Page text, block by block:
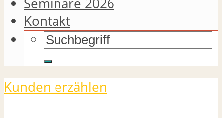
Seminare 2026
Kontakt
Kunden erzählen